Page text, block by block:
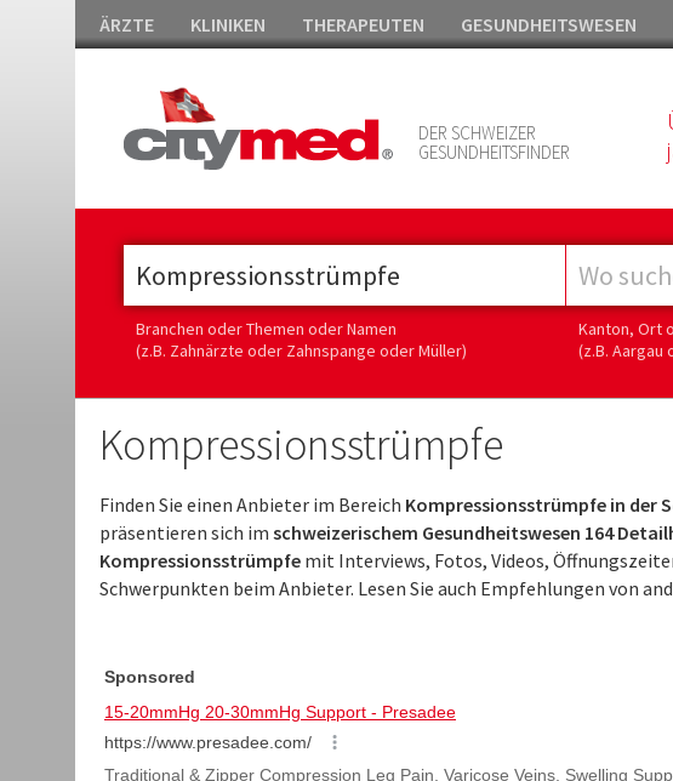
ÄRZTE KLINIKEN THERAPEUTEN GESUNDHEITSWESEN
DER SCHWEIZER
GESUNDHEITSFINDER
Branchen oder Themen oder Namen
(z.B. Zahnärzte oder Zahnspange oder Müller)
Kanton, Ort
(z.B. Aargau
Kompressionsstrümpfe
Finden Sie einen Anbieter im Bereich Kompressionsstrümpfe in der
präsentieren sich im schweizerischem Gesundheitswesen 164
Kompressionsstrümpfe mit Interviews, Fotos, Videos,
Schwerpunkten beim Anbieter. Lesen Sie auch Empfehlungen von